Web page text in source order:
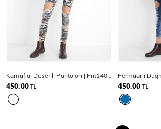
Kamuflaj Desenli Pantolon | Pnt14006
450,00 TL 450,00 TL